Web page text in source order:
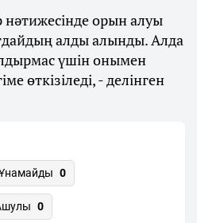
орын алуы
алды алынды. Алда
үшін онымен
өткізіледі, - делінген
0
0